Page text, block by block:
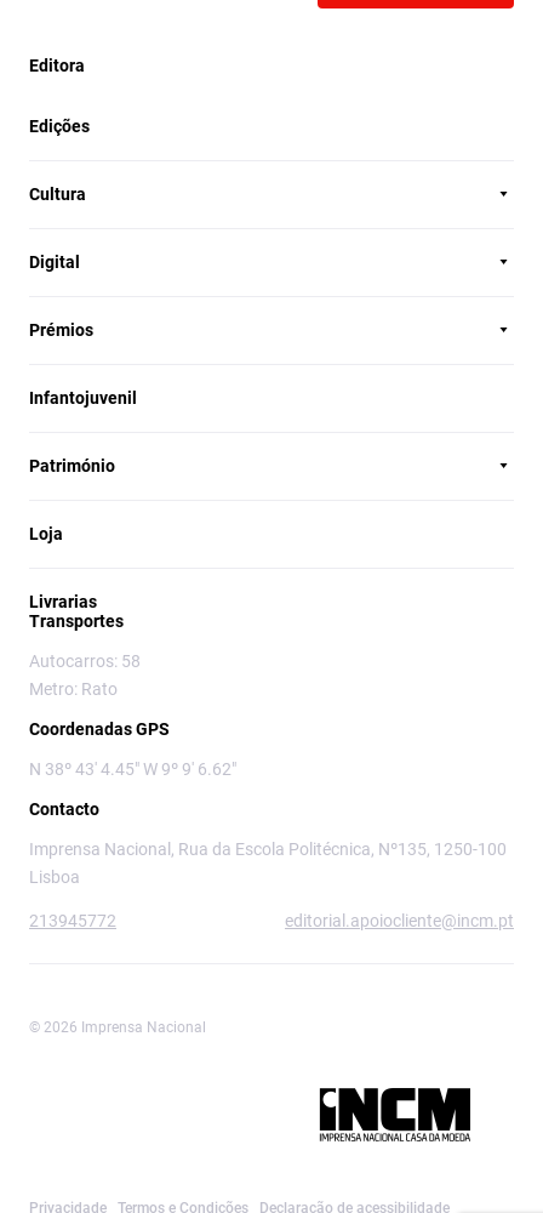
Editora
Edições
Cultura
Digital
Prémios
Infantojuvenil
Património
Loja
Livrarias
Transportes
Autocarros: 58
Metro: Rato
Coordenadas GPS
N 38º 43' 4.45" W 9º 9' 6.62"
Contacto
Imprensa Nacional, Rua da Escola Politécnica, Nº135, 1250-100
Lisboa
213945772 editorial.apoiocliente@incm.pt
© 2026 Imprensa Nacional
Privacidade Termos e Condições Declaração de acessibilidade